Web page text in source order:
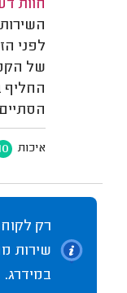
חוות
לפני
של
החליף
איכות
רק
שירות
במידרג.